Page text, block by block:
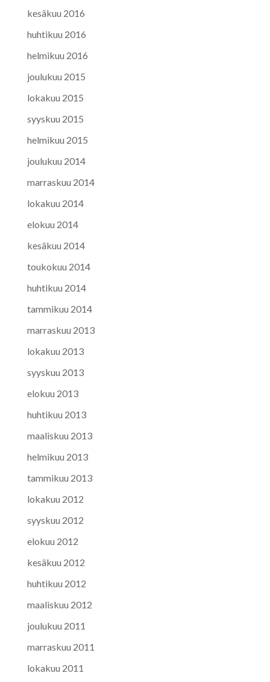
kesäkuu 2016
huhtikuu 2016
helmikuu 2016
joulukuu 2015
lokakuu 2015
syyskuu 2015
helmikuu 2015
joulukuu 2014
marraskuu 2014
lokakuu 2014
elokuu 2014
kesäkuu 2014
toukokuu 2014
huhtikuu 2014
tammikuu 2014
marraskuu 2013
lokakuu 2013
syyskuu 2013
elokuu 2013
huhtikuu 2013
maaliskuu 2013
helmikuu 2013
tammikuu 2013
lokakuu 2012
syyskuu 2012
elokuu 2012
kesäkuu 2012
huhtikuu 2012
maaliskuu 2012
joulukuu 2011
marraskuu 2011
lokakuu 2011